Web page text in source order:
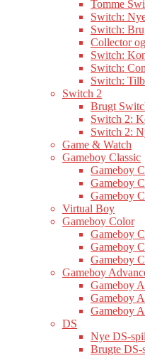
Tomme
Switch:
Switch:
Collector
Switch:
Switch:
Switch:
Switch 2
Brugt
Switch 2:
Switch 2:
Game & Watch
Gameboy Classic
Gameboy
Gameboy
Gameboy
Virtual Boy
Gameboy Color
Gameboy
Gameboy
Gameboy
Gameboy
Gameboy
Gameboy
Gameboy
DS
Nye DS-spil
Brugte DS-